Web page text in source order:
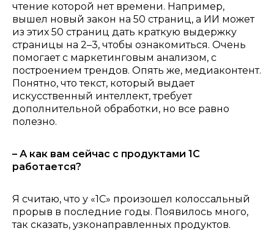
чтение которой нет времени. Например,
вышел новый закон на 50 страниц, а ИИ может
из этих 50 страниц дать краткую выдержку
страницы на 2–3, чтобы ознакомиться. Очень
помогает с маркетинговым анализом, с
построением трендов. Опять же, медиаконтент.
Понятно, что текст, который выдает
искусственный интеллект, требует
дополнительной обработки, но все равно
полезно.
– А как вам сейчас с продуктами 1С
работается?
Я считаю, что у «1С» произошел колоссальный
прорыв в последние годы. Появилось много,
так сказать, узконаправленных продуктов.